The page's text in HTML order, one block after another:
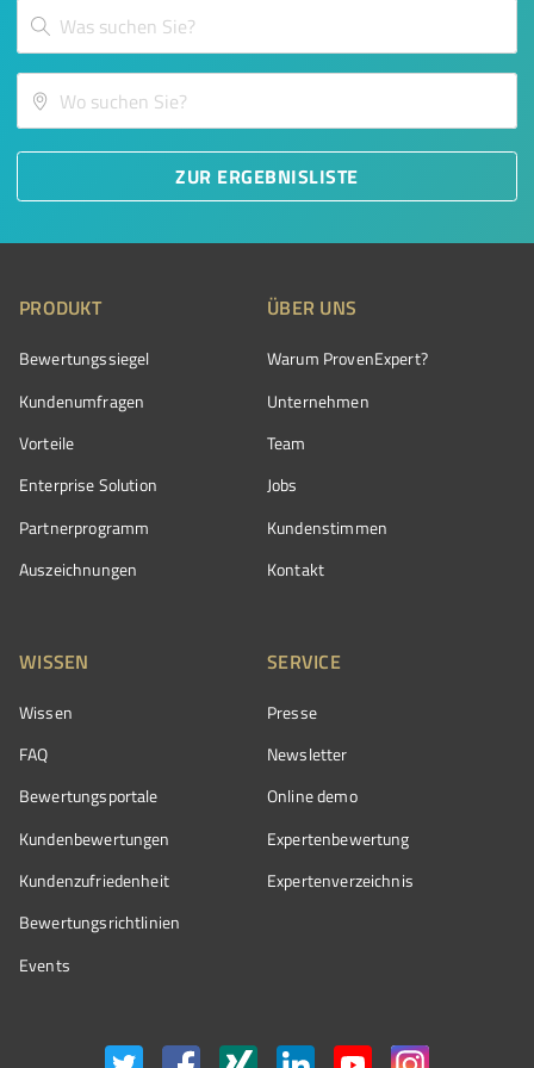
ZUR ERGEBNISLISTE
PRODUKT
Bewertungssiegel
Kundenumfragen
Vorteile
Enterprise Solution
Partnerprogramm
Auszeichnungen
ÜBER UNS
Warum ProvenExpert?
Unternehmen
Team
Jobs
Kundenstimmen
Kontakt
WISSEN
Wissen
FAQ
Bewertungsportale
Kundenbewertungen
Kundenzufriedenheit
Bewertungs­richtlinien
Events
SERVICE
Presse
Newsletter
Online demo
Expertenbewertung
Expertenverzeichnis